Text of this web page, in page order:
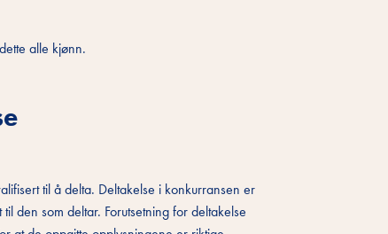
alle kjønn.
til å delta. Deltakelse i konkurransen er
den som deltar. Forutsetning for deltakelse